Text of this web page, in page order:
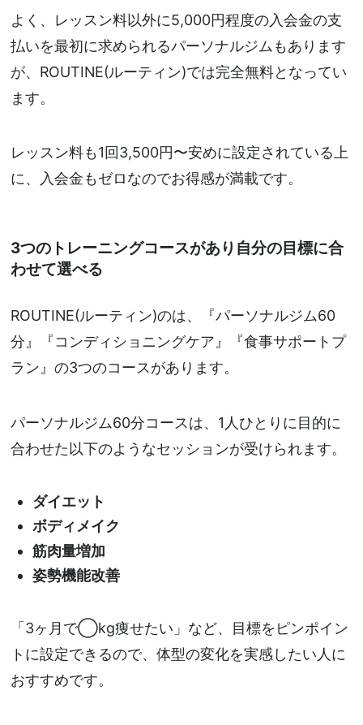
よく、レッスン料以外に5,000円程度の入会金の支
払いを最初に求められるパーソナルジムもあります
が、ROUTINE(ルーティン)では完全無料となってい
ます。
レッスン料も1回3,500円〜安めに設定されている上
に、入会金もゼロなのでお得感が満載です。
3つのトレーニングコースがあり自分の目標に合
わせて選べる
ROUTINE(ルーティン)のは、『パーソナルジム60
分』『コンディショニングケア』『食事サポートプ
ラン』の3つのコースがあります。
パーソナルジム60分コースは、1人ひとりに目的に
合わせた以下のようなセッションが受けられます。
ダイエット
ボディメイク
筋肉量増加
姿勢機能改善
「3ヶ月で◯kg痩せたい」など、目標をピンポイン
トに設定できるので、体型の変化を実感したい人に
おすすめです。